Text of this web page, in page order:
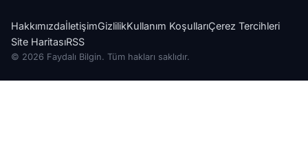
HakkımızdaİletişimGizlilikKullanım KoşullarıÇerez Tercihleri
Site HaritasıRSS
© 2026 Faydalı Bilgin. Tüm hakları saklıdır.